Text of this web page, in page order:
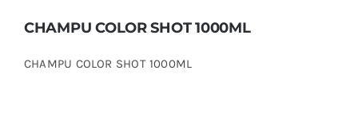
CHAMPU COLOR SHOT 1000ML
CHAMPU COLOR SHOT 1000ML